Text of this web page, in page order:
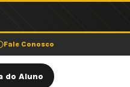
Fale Conosco
do Aluno